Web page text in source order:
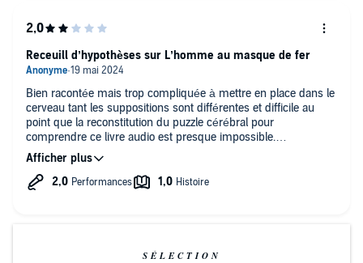
Bien racontée mais trop compliquée à mettre en place dans le
cerveau tant les suppositions sont différentes et difficile au
point que la reconstitution du puzzle cérébral pour
comprendre ce livre audio est presque impossible.
Néanmoins, j’ai eu un certain plaisir à entendre le vieux
français du temps de Louis 14 !
Receuill d’hypothèses sur L’homme au masque de fer
SÉLECTION